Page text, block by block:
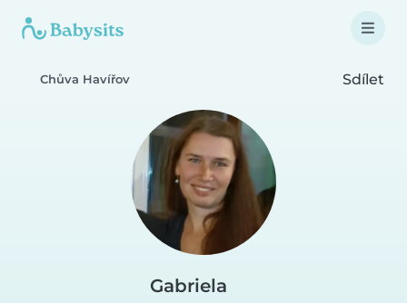
Chůva Havířov Sdílet
Gabriela